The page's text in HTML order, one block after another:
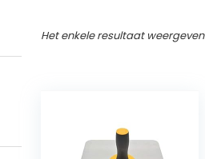
Het enkele resultaat weergeven